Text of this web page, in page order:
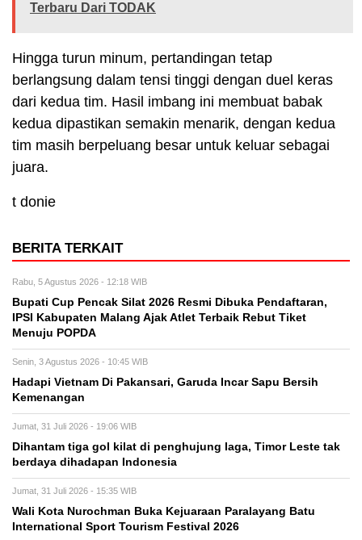
Terbaru Dari TODAK
Hingga turun minum, pertandingan tetap
berlangsung dalam tensi tinggi dengan duel keras
dari kedua tim. Hasil imbang ini membuat babak
kedua dipastikan semakin menarik, dengan kedua
tim masih berpeluang besar untuk keluar sebagai
juara.
t donie
BERITA TERKAIT
Rabu, 5 Agustus 2026 - 12:18 WIB
Bupati Cup Pencak Silat 2026 Resmi Dibuka Pendaftaran,
IPSI Kabupaten Malang Ajak Atlet Terbaik Rebut Tiket
Menuju POPDA
Senin, 3 Agustus 2026 - 10:45 WIB
Hadapi Vietnam Di Pakansari, Garuda Incar Sapu Bersih
Kemenangan
Jumat, 31 Juli 2026 - 19:06 WIB
Dihantam tiga gol kilat di penghujung laga, Timor Leste tak
berdaya dihadapan Indonesia
Jumat, 31 Juli 2026 - 15:35 WIB
Wali Kota Nurochman Buka Kejuaraan Paralayang Batu
International Sport Tourism Festival 2026